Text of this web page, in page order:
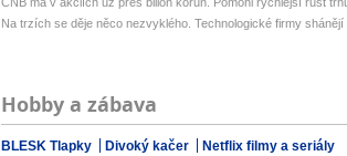
Na trzích se děje něco nezvyklého. Technologické firmy shánějí
Hobby a zábava
BLESK Tlapky Divoký kačer Netflix filmy a seriály